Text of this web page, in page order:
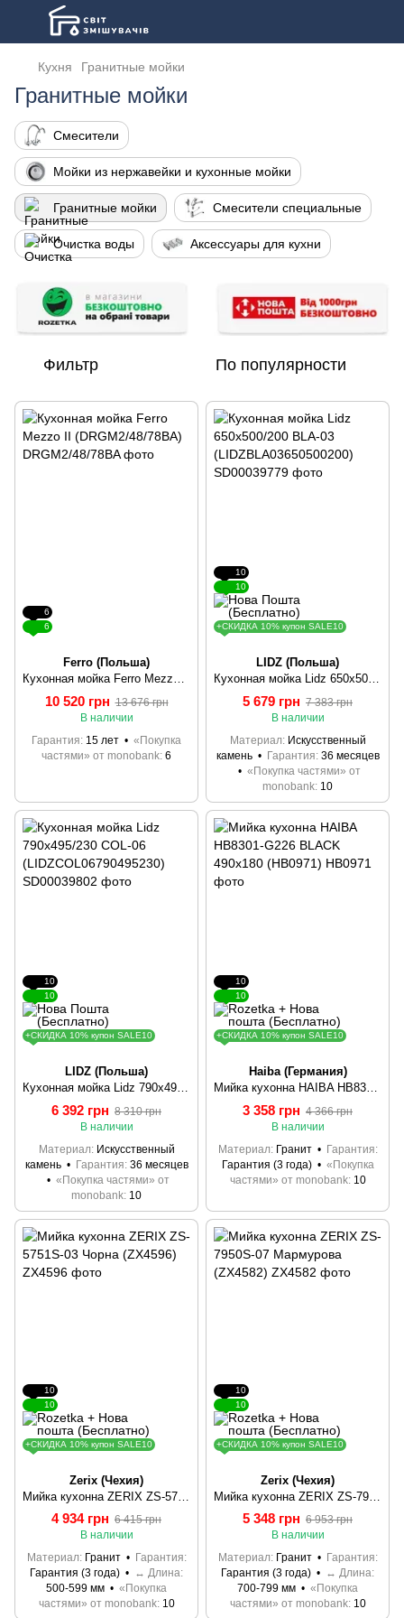
Кухня Гранитные мойки
Гранитные мойки
Смесители
Мойки из нержавейки и кухонные мойки
Гранитные мойки Смесители специальные
Очистка воды Аксессуары для кухни
Фильтр По популярности
6
6
Ferro (Польша)
Кухонная мойка Ferro Mezzo II (DRGM2/48/78BA)
10 520 грн 13 676 грн
В наличии
Гарантия 15 лет
«Покупка
частями» от monobank 6
10
10
+СКИДКА 10% купон SALE10
LIDZ (Польша)
Кухонная мойка Lidz 650x500/200 BLA-03 (LIDZBLA03650500200)
5 679 грн 7 383 грн
В наличии
Материал
Искусственный
камень
Гарантия 36 месяцев
«Покупка частями» от
monobank 10
10
10
+СКИДКА 10% купон SALE10
LIDZ (Польша)
6 392 грн 8 310 грн
В наличии
Материал Искусственный
камень
Гарантия 36 месяцев
«Покупка частями» от
monobank 10
10
10
+СКИДКА 10% купон SALE10
Haiba (Германия)
3 358 грн 4 366 грн
В наличии
Материал Гранит
Гарантия
Гарантия (3 года)
«Покупка
частями» от monobank 10
10
10
+СКИДКА 10% купон SALE10
Zerix (Чехия)
4 934 грн 6 415 грн
В наличии
Материал
Гранит
Гарантия
Гарантия (3 года)
↔ Длина
500-599 мм
«Покупка
частями» от monobank 10
10
10
+СКИДКА 10% купон SALE10
Zerix (Чехия)
5 348 грн 6 953 грн
В наличии
Материал
Гранит
Гарантия
Гарантия (3 года)
↔ Длина
700-799 мм
«Покупка
частями» от monobank 10